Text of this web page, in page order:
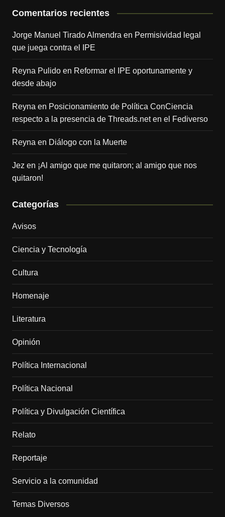
Comentarios recientes
Jorge Manuel Tirado Almendra en Permisividad legal
que juega contra el IPE
Reyna Pulidoen Reformar el IPE oportunamente y
desde abajo
Reyna en Posicionamiento de Política ConCiencia
respecto a la presencia de Threads.net en el Fediverso
Reyna en Diálogo con la Muerte
Jez en ¡Al amigo que me quitaron; al amigo que nos
quitaron!
Categorías
Avisos
Ciencia y Tecnología
Cultura
Homenaje
Literatura
Opinión
Política Internacional
Política Nacional
Política y Divulgación Científica
Relato
Reportaje
Servicio a la comunidad
Temas Diversos